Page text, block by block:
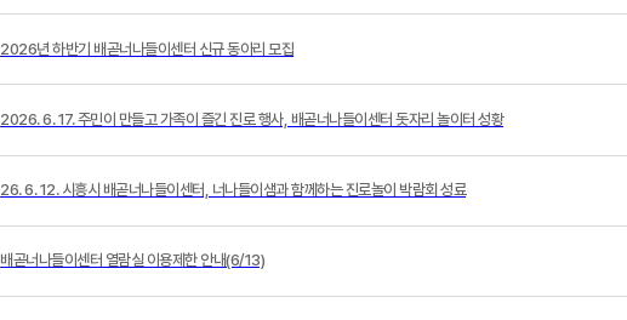
2026년 하반기 배곧너나들이센터 신규 동아리 모집
2026. 6. 17. 주민이 만들고 가족이 즐긴 진로 행사, 배곧너나들이센터 돗자리 놀이터 성황
26. 6. 12. 시흥시 배곧너나들이센터, 너나들이샘과 함께하는 진로놀이 박람회 성료
배곧너나들이센터 열람실 이용제한 안내(6/13)